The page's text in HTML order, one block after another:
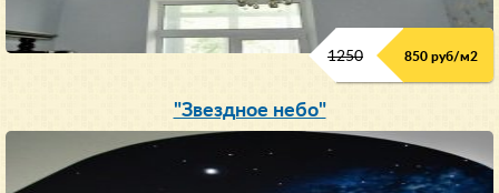
1250 850 руб/м2
"Звездное небо"